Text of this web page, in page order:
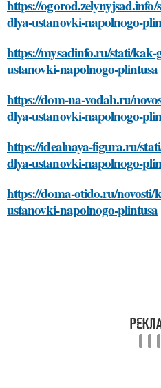
https://
dlya-ustanovki-napolnogo-
https://mysadinfo.ru/stati/
ustanovki-napolnogo-plintusa
https://dom-na-vodah.ru/
dlya-ustanovki-napolnogo-
https://idealnaya-figura.ru/
dlya-ustanovki-napolnogo-
https://doma-otido.ru/novosti/
ustanovki-napolnogo-plintusa